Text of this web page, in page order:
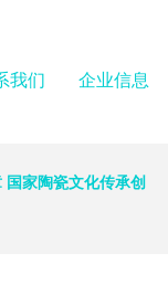
我们 企业信息
家陶瓷文化传承创